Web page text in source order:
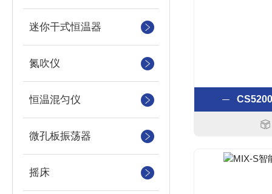
迷你干式恒温器
氮吹仪
恒温混匀仪
微孔板振荡器
摇床